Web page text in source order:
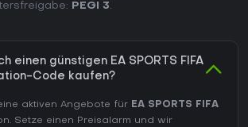
PEGI 3.
einen günstigen EA SPORTS FIFA
Code kaufen?
aktiven Angebote für EA SPORTS FIFA
Setze einen Preisalarm und wir